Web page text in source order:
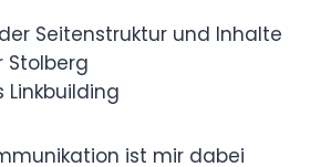
Seitenstruktur und Inhalte
Stolberg
ist mir dabei